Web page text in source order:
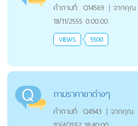
คำถามที่: Q14569 | จากคุณ
18/11/2555 0:00:00
VIEWS 5500
ถามราคายาต่างๆ
คำถามที่: Q4943 | จากคุณ